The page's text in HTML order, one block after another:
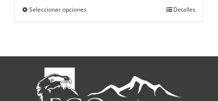
Seleccionar opciones
Las
pueden
elegir
Detalles